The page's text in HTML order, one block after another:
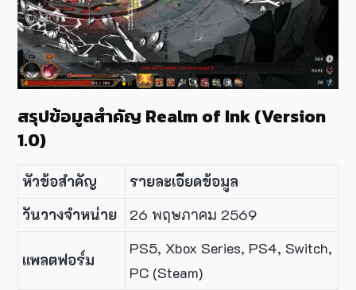
สรุปข้อมูลสำคัญ Realm of Ink (Version
1.0)
หัวข้อสำคัญ
รายละเอียดข้อมูล
วันวางจำหน่าย
26 พฤษภาคม 2569
แพลตฟอร์ม
PS5, Xbox Series, PS4, Switch,
PC (Steam)